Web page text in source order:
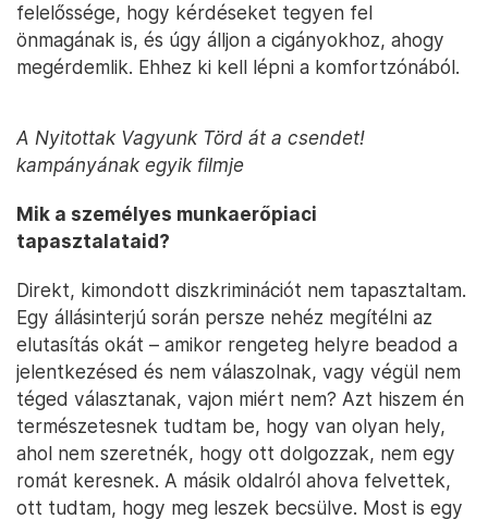
felelőssége, hogy kérdéseket tegyen fel
önmagának is, és úgy álljon a cigányokhoz, ahogy
megérdemlik. Ehhez ki kell lépni a komfortzónából.
A Nyitottak Vagyunk Törd át a csendet!
kampányának egyik filmje
Mik a személyes munkaerőpiaci
tapasztalataid?
Direkt, kimondott diszkriminációt nem tapasztaltam.
Egy állásinterjú során persze nehéz megítélni az
elutasítás okát – amikor rengeteg helyre beadod a
jelentkezésed és nem válaszolnak, vagy végül nem
téged választanak, vajon miért nem? Azt hiszem én
természetesnek tudtam be, hogy van olyan hely,
ahol nem szeretnék, hogy ott dolgozzak, nem egy
romát keresnek. A másik oldalról ahova felvettek,
ott tudtam, hogy meg leszek becsülve. Most is egy